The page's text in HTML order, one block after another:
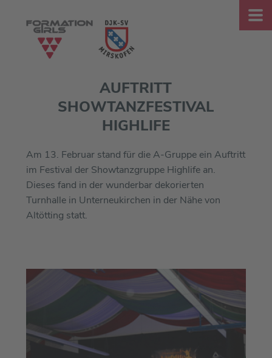
AUFTRITT
SHOWTANZFESTIVAL
HIGHLIFE
Am 13. Februar stand für die A-Gruppe ein Auftritt
im Festival der Showtanzgruppe Highlife an.
Dieses fand in der wunderbar dekorierten
Turnhalle in Unterneukirchen in der Nähe von
Altötting statt.